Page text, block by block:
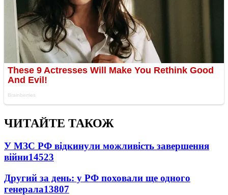
ЧИТАЙТЕ ТАКОЖ
У МЗС РФ відкинули можливість завершення
війни14523
Другий за день: у РФ поховали ще одного
генерала13807